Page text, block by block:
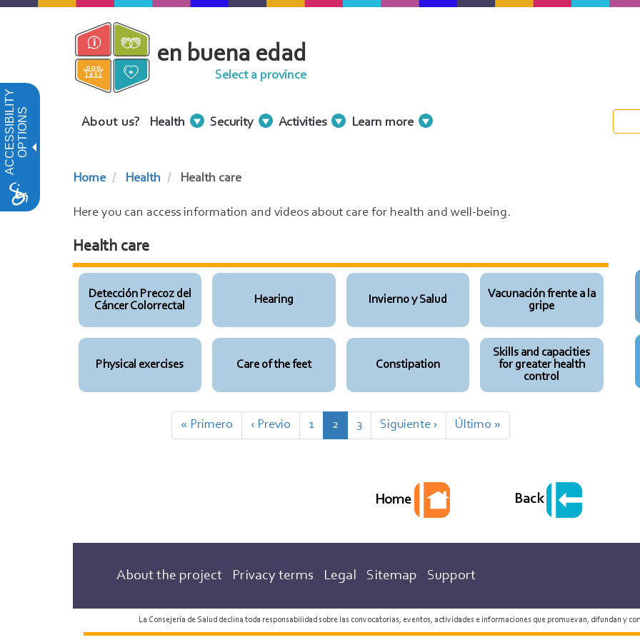
ACCESSIBILITYOPTIONS
Skip
en buena edad
Select a province
Menu
About us? Health Security Activities Learn more
Home Health Health care
Here you can access information and videos about care for health and well-being.
Health care
Detección Precoz del
Cáncer Colorrectal
Hearing Invierno y Salud
Vacunación frente a la
gripe
Physical exercises Care of the feet Constipation
Skills and capacities
for greater health
control
First
page
« Primero
Previous
page
‹ Previo Page
1
Current
page
2 Page
3
Next
page
Siguiente ›
Last
page
Último »
Home Back
About the project Privacy terms Legal Sitemap Support
La Consejería de Salud declina toda responsabilidad sobre las convocatorias, eventos, actividades e informaciones que promuevan, difundan y